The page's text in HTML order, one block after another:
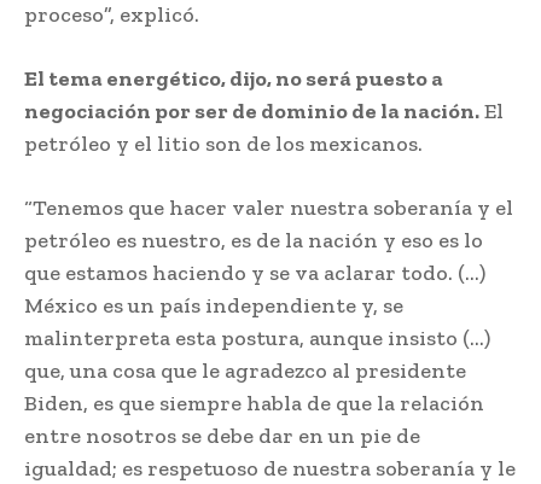
proceso”, explicó.
El tema energético, dijo, no será puesto a
negociación por ser de dominio de la nación.El
petróleo y el litio son de los mexicanos.
“Tenemos que hacer valer nuestra soberanía y el
petróleo es nuestro, es de la nación y eso es lo
que estamos haciendo y se va aclarar todo. (…)
México es un país independiente y, se
malinterpreta esta postura, aunque insisto (…)
que, una cosa que le agradezco al presidente
Biden, es que siempre habla de que la relación
entre nosotros se debe dar en un pie de
igualdad; es respetuoso de nuestra soberanía y le